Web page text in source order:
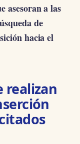
asesoran a las
de
hacia el
realizan